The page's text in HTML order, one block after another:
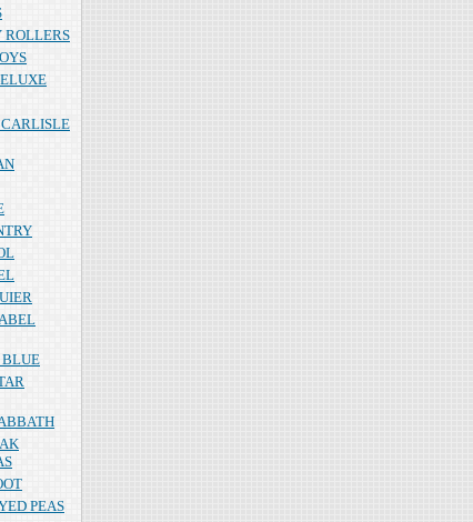
ROLLERS
PEAS